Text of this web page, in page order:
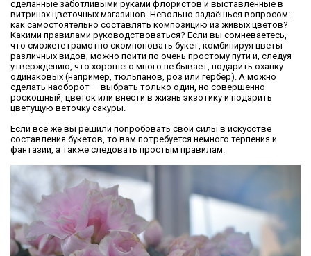
сделанные заботливыми руками флористов и выставленные в
витринах цветочных магазинов. Невольно задаёшься вопросом:
как самостоятельно составлять композицию из живых цветов?
Какими правилами руководствоваться? Если вы сомневаетесь,
что сможете грамотно скомпоновать букет, комбинируя цветы
различных видов, можно пойти по очень простому пути и, следуя
утверждению, что хорошего много не бывает, подарить охапку
одинаковых (например, тюльпанов, роз или гербер). А можно
сделать наоборот — выбрать только один, но совершенно
роскошный, цветок или внести в жизнь экзотику и подарить
цветущую веточку сакуры.
Если всё же вы решили попробовать свои силы в искусстве
составления букетов, то вам потребуется немного терпения и
фантазии, а также следовать простым правилам.